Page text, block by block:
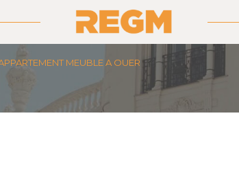
MEUBLE A OUER